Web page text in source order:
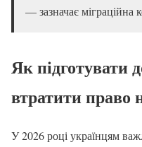
— зазначає міграційна
Як підготувати
втратити право
У 2026 році українцям